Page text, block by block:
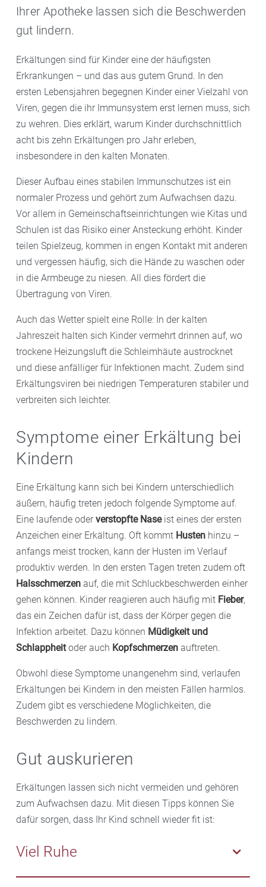
Ihrer Apotheke lassen sich die Beschwerden
gut lindern.
Erkältungen sind für Kinder eine der häufigsten
Erkrankungen – und das aus gutem Grund. In den
ersten Lebensjahren begegnen Kinder einer Vielzahl von
Viren, gegen die ihr Immunsystem erst lernen muss, sich
zu wehren. Dies erklärt, warum Kinder durchschnittlich
acht bis zehn Erkältungen pro Jahr erleben,
insbesondere in den kalten Monaten.
Dieser Aufbau eines stabilen Immunschutzes ist ein
normaler Prozess und gehört zum Aufwachsen dazu.
Vor allem in Gemeinschaftseinrichtungen wie Kitas und
Schulen ist das Risiko einer Ansteckung erhöht. Kinder
teilen Spielzeug, kommen in engen Kontakt mit anderen
und vergessen häufig, sich die Hände zu waschen oder
in die Armbeuge zu niesen. All dies fördert die
Übertragung von Viren.
Auch das Wetter spielt eine Rolle: In der kalten
Jahreszeit halten sich Kinder vermehrt drinnen auf, wo
trockene Heizungsluft die Schleimhäute austrocknet
und diese anfälliger für Infektionen macht. Zudem sind
Erkältungsviren bei niedrigen Temperaturen stabiler und
verbreiten sich leichter.
Symptome einer Erkältung bei
Kindern
Eine Erkältung kann sich bei Kindern unterschiedlich
äußern, häufig treten jedoch folgende Symptome auf.
Eine laufende oder verstopfte Naseist eines der ersten
Anzeichen einer Erkältung. Oft kommt Husten hinzu –
anfangs meist trocken, kann der Husten im Verlauf
produktiv werden. In den ersten Tagen treten zudem oft
Halsschmerzen auf, die mit Schluckbeschwerden einher
gehen können. Kinder reagieren auch häufig mit Fieber,
das ein Zeichen dafür ist, dass der Körper gegen die
Infektion arbeitet. Dazu können Müdigkeit und
Schlappheitoder auch Kopfschmerzen auftreten.
Obwohl diese Symptome unangenehm sind, verlaufen
Erkältungen bei Kindern in den meisten Fällen harmlos.
Zudem gibt es verschiedene Möglichkeiten, die
Beschwerden zu lindern.
Gut auskurieren
Erkältungen lassen sich nicht vermeiden und gehören
zum Aufwachsen dazu. Mit diesen Tipps können Sie
dafür sorgen, dass Ihr Kind schnell wieder fit ist:
Viel Ruhe
Bei einem Infekt sind Kinder zu Hause am besten